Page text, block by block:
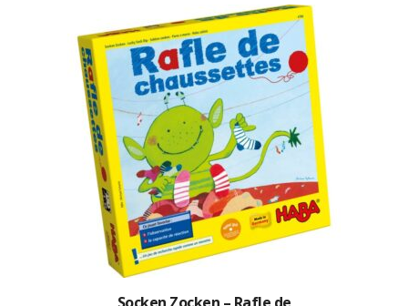
initial
était :
20,00€.
actuel
est :
16,00€.